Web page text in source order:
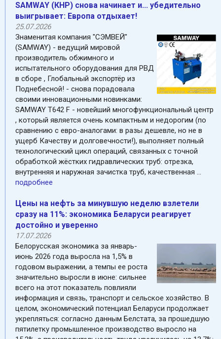
SAMWAY (КНР) снова начинает и... убедительно
выигрывает: Европа отдыхает!
25.07.2026
Знаменитая компания "СЭМВЕЙ"
(SAMWAY) - ведущий мировой
производитель обжимного и
испытательного оборудования для РВД
в сборе , Глобальный экспортёр из
Поднебесной! - снова порадовала
своими инновационными новинками:
SAMWAY Т642 F - новейший многофункциональный центр
, который является очень компактным и недорогим (по
сравнению с евро-аналогами: в разы дешевле, но не в
ущерб Качеству и долговечности!), выполняет полный
технологический цикл операций, связанных с точной
обработкой жёстких гидравлических труб: отрезка,
внутренняя и наружная зачистка труб, качественная ...
подробнее
Цены на нефть за минувшую неделю взлетели
cразу на 11%: экономика Беларуси реагирует
достойно и уверенно
17.07.2026
Белорусская экономика за январь-
июнь 2026 года выросла на 1,5% в
годовом выражении, а темпы ее роста
значительно выросли в июне: сильнее
всего на этот показатель повлияли
информация и связь, транспорт и сельское хозяйство. В
целом, экономический потенциал Беларуси продолжает
укрепляться: согласно данным Белстата, за прошедшую
пятилетку промышленное производство выросло на